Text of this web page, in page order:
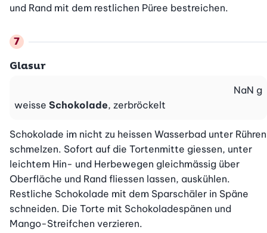
und Rand mit dem restlichen Püree bestreichen.
Glasur
weisse Schokolade, zerbröckelt
NaN g
Schokolade im nicht zu heissen Wasserbad unter Rühren
schmelzen. Sofort auf die Tortenmitte giessen, unter
leichtem Hin- und Herbewegen gleichmässig über
Oberfläche und Rand fliessen lassen, auskühlen.
Restliche Schokolade mit dem Sparschäler in Späne
schneiden. Die Torte mit Schokoladespänen und
Mango-Streifchen verzieren.